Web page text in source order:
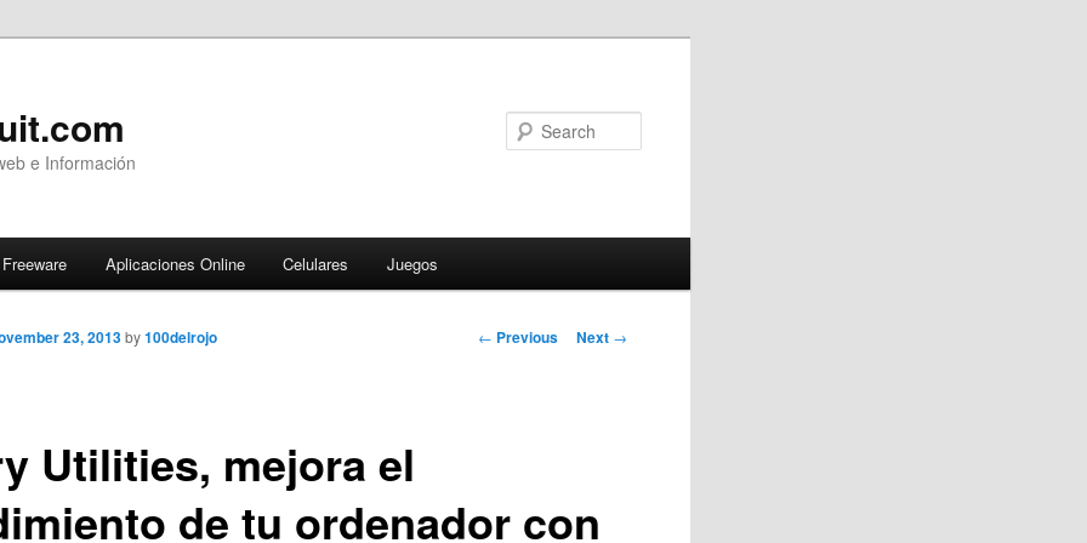
e Información
Freeware Aplicaciones Online Celulares Juegos
Post
← Previous Next →
Utilities, mejora el
de tu ordenador con
23, 2013 by100delrojo